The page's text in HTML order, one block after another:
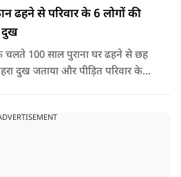
ढहने से परिवार के 6 लोगों की
दुख